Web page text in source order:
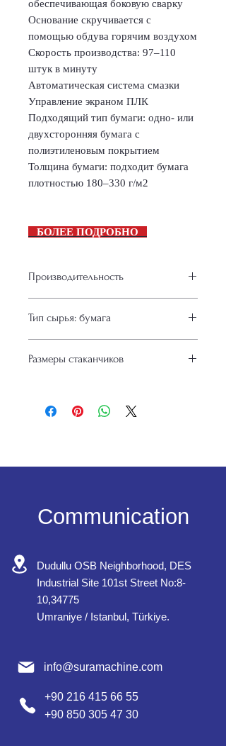
обеспечивающая боковую сварку
Основание скручивается с
помощью обдува горячим воздухом
Скорость производства: 97–110
штук в минуту
Автоматическая система смазки
Управление экраном ПЛК
Подходящий тип бумаги: одно- или
двухсторонняя бумага с
полиэтиленовым покрытием
Толщина бумаги: подходит бумага
плотностью 180–330 г/м2
БОЛЕЕ ПОДРОБНО
Производительность
Тип сырья: бумага
полиэтиленовым покрытием.
Размеры стаканчиков
Communication
Dudullu OSB Neighborhood, DES
Industrial Site 101st Street No:8-
10,34775
Umraniye / Istanbul, Türkiye.
info@suramachine.com
+90 216 415 66 55
+90 850 305 47 30